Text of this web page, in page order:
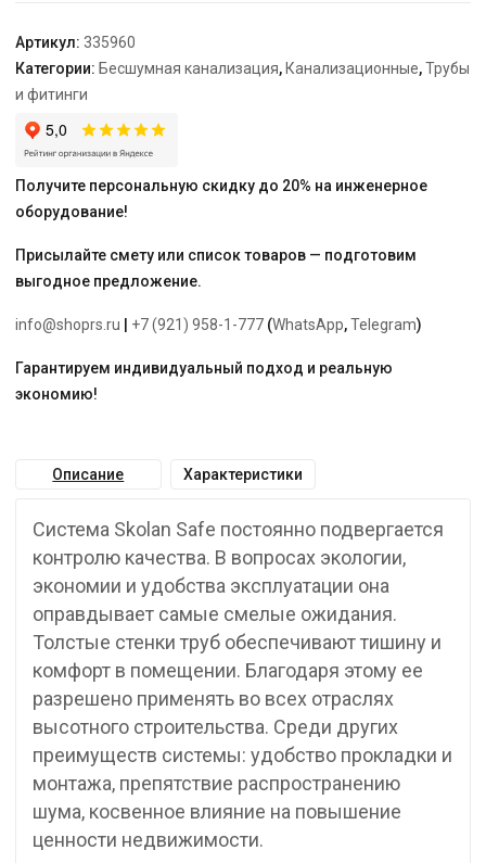
Артикул: 335960
Категории: Бесшумная канализация, Канализационные,Трубы
и фитинги
Получите персональную скидку до 20% на инженерное
оборудование!
Присылайте смету или список товаров — подготовим
выгодное предложение.
info@shoprs.ru +7 (921) 958-1-777 (WhatsApp,Telegram)
Гарантируем индивидуальный подход и реальную
экономию!
Описание Характеристики
Система Skolan Safe постоянно подвергается
контролю качества. В вопросах экологии,
экономии и удобства эксплуатации она
оправдывает самые смелые ожидания.
Толстые стенки труб обеспечивают тишину и
комфорт в помещении. Благодаря этому ее
разрешено применять во всех отраслях
высотного строительства. Среди других
преимуществ системы: удобство прокладки и
монтажа, препятствие распространению
шума, косвенное влияние на повышение
ценности недвижимости.